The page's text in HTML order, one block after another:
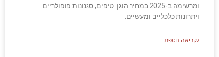
ומרשימה ב-2025 במחיר הוגן. טיפים, סגנונות פופולריים
ויתרונות כלכליים ומעשיים.
לקריאה נוספת